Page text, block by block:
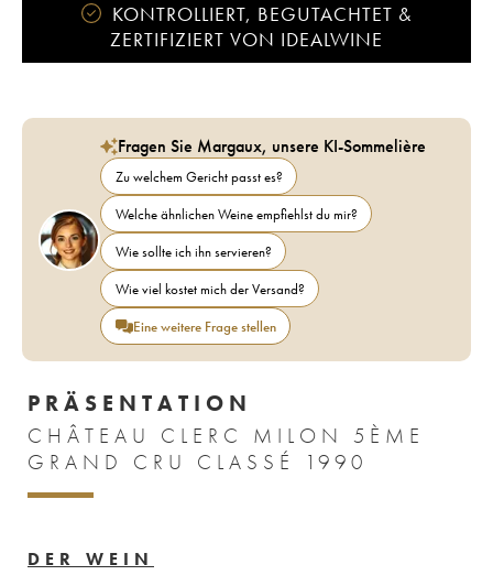
KONTROLLIERT, BEGUTACHTET &
ZERTIFIZIERT VON IDEALWINE
Fragen Sie Margaux, unsere KI-Sommelière
Zu welchem Gericht passt es?
Welche ähnlichen Weine empfiehlst du mir?
Wie sollte ich ihn servieren?
Wie viel kostet mich der Versand?
Eine weitere Frage stellen
PRÄSENTATION
CHÂTEAU CLERC MILON 5ÈME
GRAND CRU CLASSÉ 1990
DER WEIN